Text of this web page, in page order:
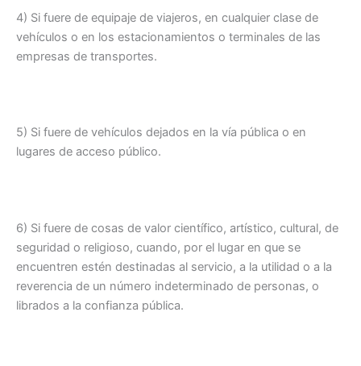
4) Si fuere de equipaje de viajeros, en cualquier clase de
vehículos o en los estacionamientos o terminales de las
empresas de transportes.
5) Si fuere de vehículos dejados en la vía pública o en
lugares de acceso público.
6) Si fuere de cosas de valor científico, artístico, cultural, de
seguridad o religioso, cuando, por el lugar en que se
encuentren estén destinadas al servicio, a la utilidad o a la
reverencia de un número indeterminado de personas, o
librados a la confianza pública.